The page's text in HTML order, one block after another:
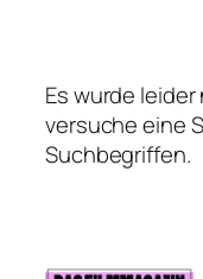
Es wurde
versuche eine
Suchbegriffen.